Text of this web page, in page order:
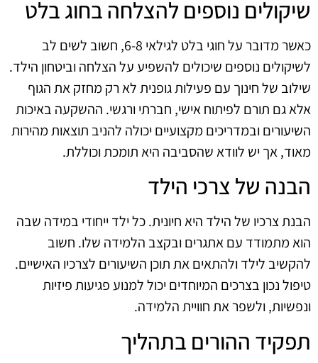
שיקולים נוספים להצלחה בחוג בלט
כאשר מדובר על חוגי בלט לגילאי 6-8, חשוב לשים לב
לשיקולים נוספים שיכולים להשפיע על הצלחה וביטחון הילד.
שילוב של חינוך עם פעילות גופנית לא רק מחזק את הגוף
אלא גם תורם לפיתוח אישי, חברתי ורגשי. ההשקעה באיכות
השיעורים ובמדריכים מקצועיים יכולה להניב תוצאות מהירות
מאוד, אך יש לוודא שהסביבה היא תומכת וכוללת.
הבנה של צרכי הילד
הבנת צרכיו של הילד היא חיונית. כל ילד ייחודי במידה שבה
הוא מתמודד עם אתגרים ובקצב הלמידה שלו. חשוב
להקשיב לילד ולהתאים את תוכן השיעורים לצרכיו האישיים.
טיפול נכון בצרכים המיוחדים יכול למנוע פגיעות פיזיות
ונפשיות, ולשפר את חוויית הלמידה.
תפקיד ההורים בתהליך